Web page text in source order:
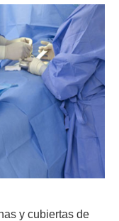
y cubiertas de